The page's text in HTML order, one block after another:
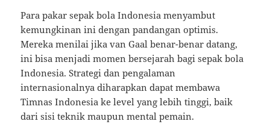
Para pakar sepak bola Indonesia menyambut
kemungkinan ini dengan pandangan optimis.
Mereka menilai jika van Gaal benar-benar datang,
ini bisa menjadi momen bersejarah bagi sepak bola
Indonesia. Strategi dan pengalaman
internasionalnya diharapkan dapat membawa
Timnas Indonesia ke level yang lebih tinggi, baik
dari sisi teknik maupun mental pemain.